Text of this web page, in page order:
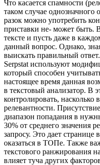
Что касается спамности
таком случае однозначного
разок можно употребить
приставки не- может быть.
тексте и пусть даже в
данный вопрос. Однако,
выискать правильный
Serpstat используют
который способен
настоящее время данная
в текстовый анализатор. В
контролировать, насколько
релевантности.
диапазон попадания в
30% от среднего значения
запросу. Это дает странице
оказаться в ТОПе. Также
текстового ранжирования
влияет туча других